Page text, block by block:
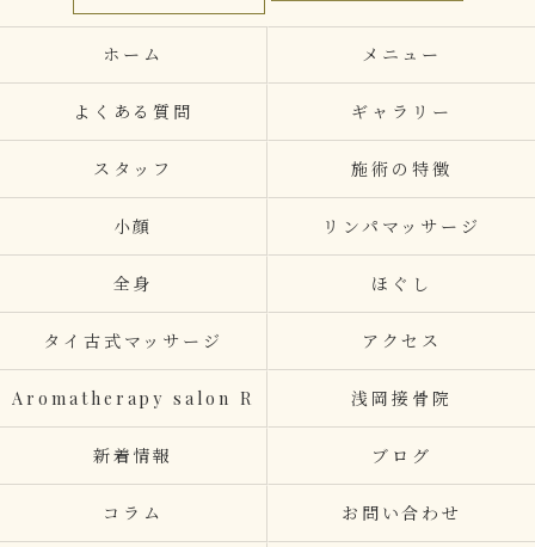
ホーム メニュー
よくある質問 ギャラリー
スタッフ 施術の特徴
小顔 リンパマッサージ
全身 ほぐし
タイ古式マッサージ アクセス
Aromatherapy salon R 浅岡接骨院
新着情報 ブログ
コラム お問い合わせ